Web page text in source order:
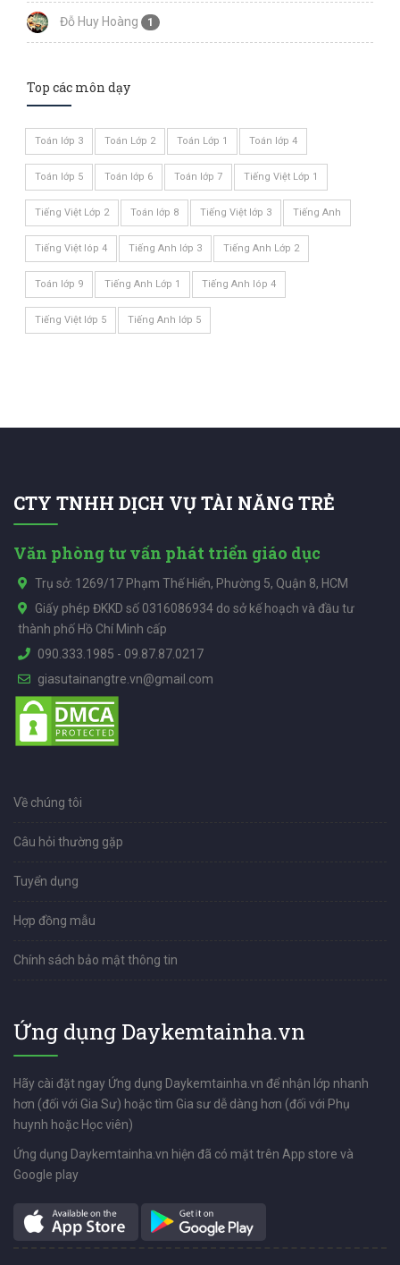
Đỗ Huy Hoàng 1
Top các môn dạy
Toán lớp 3 Toán Lớp 2 Toán Lớp 1 Toán lớp 4
Toán lớp 5 Toán lớp 6 Toán lớp 7 Tiếng Việt Lớp 1
Tiếng Việt Lớp 2 Toán lớp 8 Tiếng Việt lớp 3 Tiếng Anh
Tiếng Việt lóp 4 Tiếng Anh lớp 3 Tiếng Anh Lớp 2
Toán lớp 9 Tiếng Anh Lớp 1 Tiếng Anh lóp 4
Tiếng Việt lớp 5 Tiếng Anh lớp 5
CTY TNHH DỊCH VỤ TÀI NĂNG TRẺ
Văn phòng tư vấn phát triển giáo dục
Trụ sở: 1269/17 Phạm Thế Hiển, Phường 5, Quận 8, HCM
Giấy phép ĐKKD số 0316086934 do sở kế hoạch và đầu tư
thành phố Hồ Chí Minh cấp
090.333.1985 - 09.87.87.0217
giasutainangtre.vn@gmail.com
Về chúng tôi
Câu hỏi thường gặp
Tuyển dụng
Hợp đồng mẫu
Chính sách bảo mật thông tin
Ứng dụng Daykemtainha.vn
Hãy cài đặt ngay Ứng dụng Daykemtainha.vn để nhận lớp nhanh
hơn (đối với Gia Sư) hoặc tìm Gia sư dễ dàng hơn (đối với Phụ
huynh hoặc Học viên)
Ứng dụng Daykemtainha.vn hiện đã có mặt trên App store và
Google play